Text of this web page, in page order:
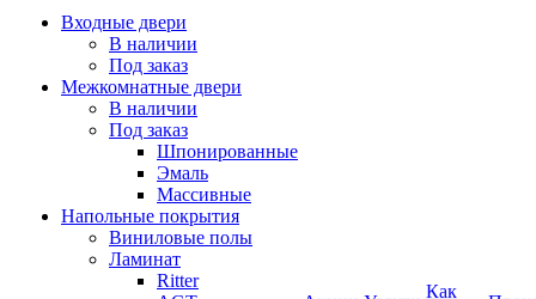
Входные двери
В наличии
Под заказ
Межкомнатные двери
В наличии
Под заказ
Шпонированные
Эмаль
Массивные
Напольные покрытия
Виниловые полы
Ламинат
Ritter
Как